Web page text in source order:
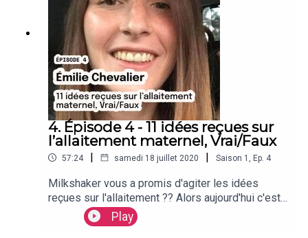
4. Épisode 4 - 11 idées reçues sur
l’allaitement maternel, Vrai/Faux
57:24 | samedi 18 juillet 2020 | Saison 1 Ep. 4
Milkshaker vous a promis d'agiter les idées
reçues sur l'allaitement ?? Alors aujourd'hui c'est
un épisode informatif +++ !! Je suis ravie
d’échanger à cette occasion avec une spécialiste
Play